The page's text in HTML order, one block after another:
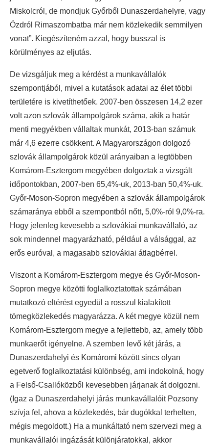
Miskolcról, de mondjuk Győrből Dunaszerdahelyre, vagy
Ózdról Rimaszombatba már nem közlekedik semmilyen
vonat”. Kiegészíteném azzal, hogy busszal is
körülményes az eljutás.
De vizsgáljuk meg a kérdést a munkavállalók
szempontjából, mivel a kutatások adatai az élet többi
területére is kivetíthetőek. 2007-ben összesen 14,2 ezer
volt azon szlovák állampolgárok száma, akik a határ
menti megyékben vállaltak munkát, 2013-ban számuk
már 4,6 ezerre csökkent. A Magyarországon dolgozó
szlovák állampolgárok közül arányaiban a legtöbben
Komárom-Esztergom megyében dolgoztak a vizsgált
időpontokban, 2007-ben 65,4%-uk, 2013-ban 50,4%-uk.
Győr-Moson-Sopron megyében a szlovák állampolgárok
számaránya ebből a szempontból nőtt, 5,0%-ról 9,0%-ra.
Hogy jelenleg kevesebb a szlovákiai munkavállaló, az
sok mindennel magyarázható, például a válsággal, az
erős euróval, a magasabb szlovákiai átlagbérrel.
Viszont a Komárom-Esztergom megye és Győr-Moson-
Sopron megye közötti foglalkoztatottak számában
mutatkozó eltérést egyedül a rosszul kialakított
tömegközlekedés magyarázza. A két megye közül nem
Komárom-Esztergom megye a fejlettebb, az, amely több
munkaerőt igényelne. A szemben levő két járás, a
Dunaszerdahelyi és Komáromi között sincs olyan
egetverő foglalkoztatási különbség, ami indokolná, hogy
a Felső-Csallóközből kevesebben járjanak át dolgozni.
(Igaz a Dunaszerdahelyi járás munkavállalóit Pozsony
szívja fel, ahova a közlekedés, bár dugókkal terhelten,
mégis megoldott.) Ha a munkáltató nem szervezi meg a
munkavállalói ingázását különjáratokkal, akkor